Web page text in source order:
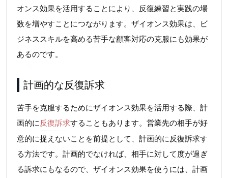
オンス効果を活用することにより、反復練習と実践の場
数を増やすことにつながります。ザイオンス効果は、ビ
ジネススキルを高める苦手な顧客対応の克服にも効果が
あるのです。
計画的な反復訴求
苦手を克服するためにザイオンス効果を活用する際、計
画的に 反復訴求することもあります。営業先の相手が好
意的に捉えないことを前提として、計画的に反復訴求す
る方法です。計画的でなければ、相手に対して度が過ぎ
る訴求にもなるので、ザイオンス効果を使うには、計画